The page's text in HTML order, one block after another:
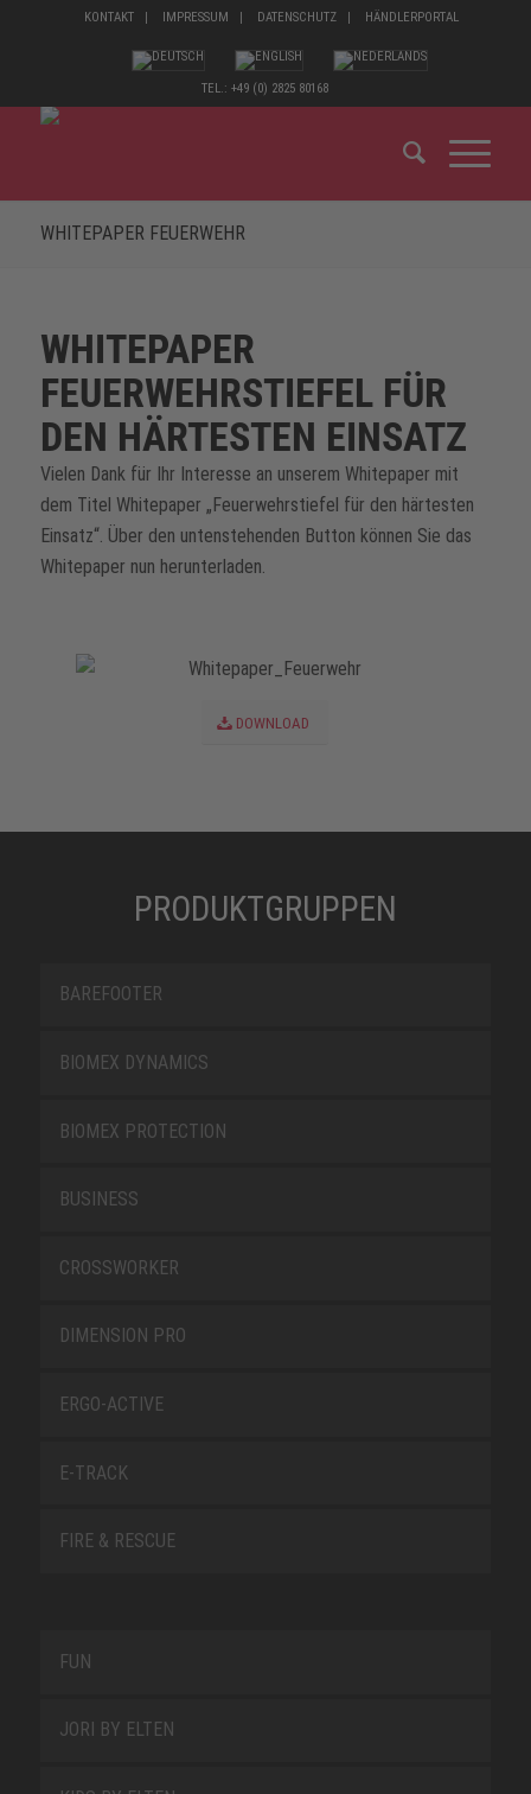
KONTAKT IMPRESSUM DATENSCHUTZ HÄNDLERPORTAL
TEL.: +49 (0) 2825 80168
WHITEPAPER FEUERWEHR
WHITEPAPER
FEUERWEHRSTIEFEL FÜR
DEN HÄRTESTEN EINSATZ
Vielen Dank für Ihr Interesse an unserem Whitepaper mit
dem Titel Whitepaper „Feuerwehrstiefel für den härtesten
Einsatz“. Über den untenstehenden Button können Sie das
Whitepaper nun herunterladen.
DOWNLOAD
PRODUKTGRUPPEN
BAREFOOTER
BIOMEX DYNAMICS
BIOMEX PROTECTION
BUSINESS
CROSSWORKER
DIMENSION PRO
ERGO-ACTIVE
E-TRACK
FIRE & RESCUE
FUN
JORI BY ELTEN